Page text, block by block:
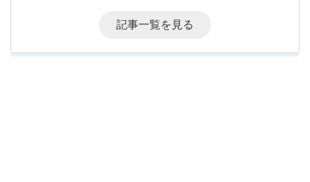
記事一覧を見る